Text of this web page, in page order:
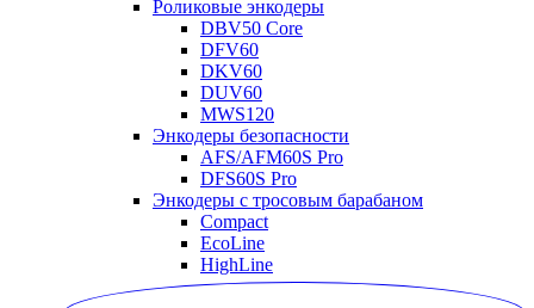
Роликовые энкодеры
DBV50 Core
DFV60
DKV60
DUV60
MWS120
Энкодеры безопасности
AFS/AFM60S Pro
DFS60S Pro
Энкодеры с тросовым барабаном
Compact
EcoLine
HighLine